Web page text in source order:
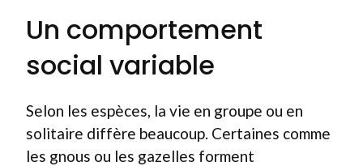
Un comportement
social variable
Selon les espèces, la vie en groupe ou en
solitaire diffère beaucoup. Certaines comme
les gnous ou les gazelles forment